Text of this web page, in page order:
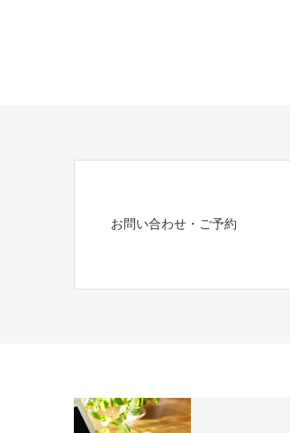
お問い合わせ・ご予約